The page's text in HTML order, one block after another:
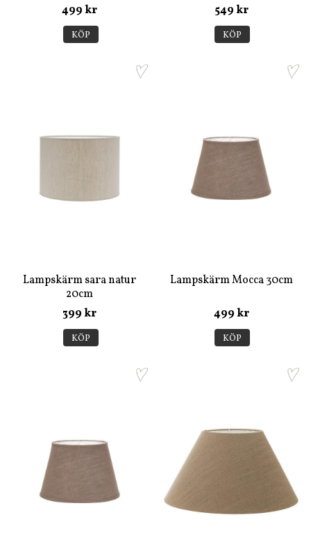
499 kr
KÖP
549 kr
KÖP
Lampskärm sara natur
20cm
399 kr
KÖP
Lampskärm Mocca 30cm
499 kr
KÖP